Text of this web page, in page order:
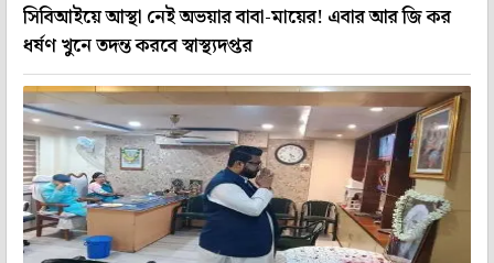
সিবিআইয়ে আস্থা নেই অভয়ার বাবা-মায়ের! এবার আর জি কর
ধর্ষণ খুনে তদন্ত করবে স্বাস্থ্যদপ্তর